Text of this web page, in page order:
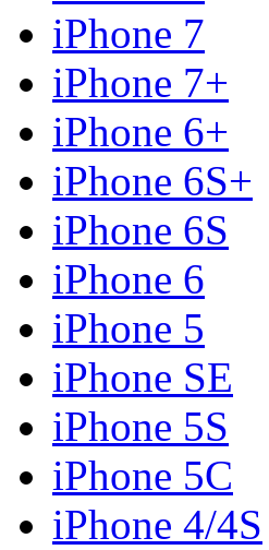
iPhone 7
iPhone 7+
iPhone 6+
iPhone 6S+
iPhone 6S
iPhone 6
iPhone 5
iPhone SE
iPhone 5S
iPhone 5C
iPhone 4/4S